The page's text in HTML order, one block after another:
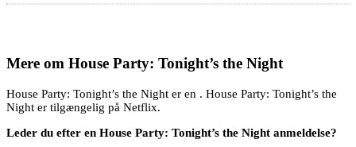
Mere om House Party: Tonight’s the Night
House Party: Tonight’s the Night er en . House Party: Tonight’s the
Night er tilgængelig på Netflix.
Leder du efter en House Party: Tonight’s the Night anmeldelse?